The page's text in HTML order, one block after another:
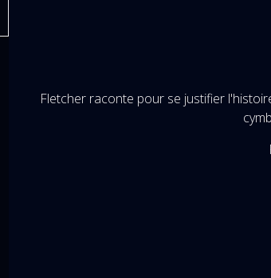
Fletcher raconte pour se justifier